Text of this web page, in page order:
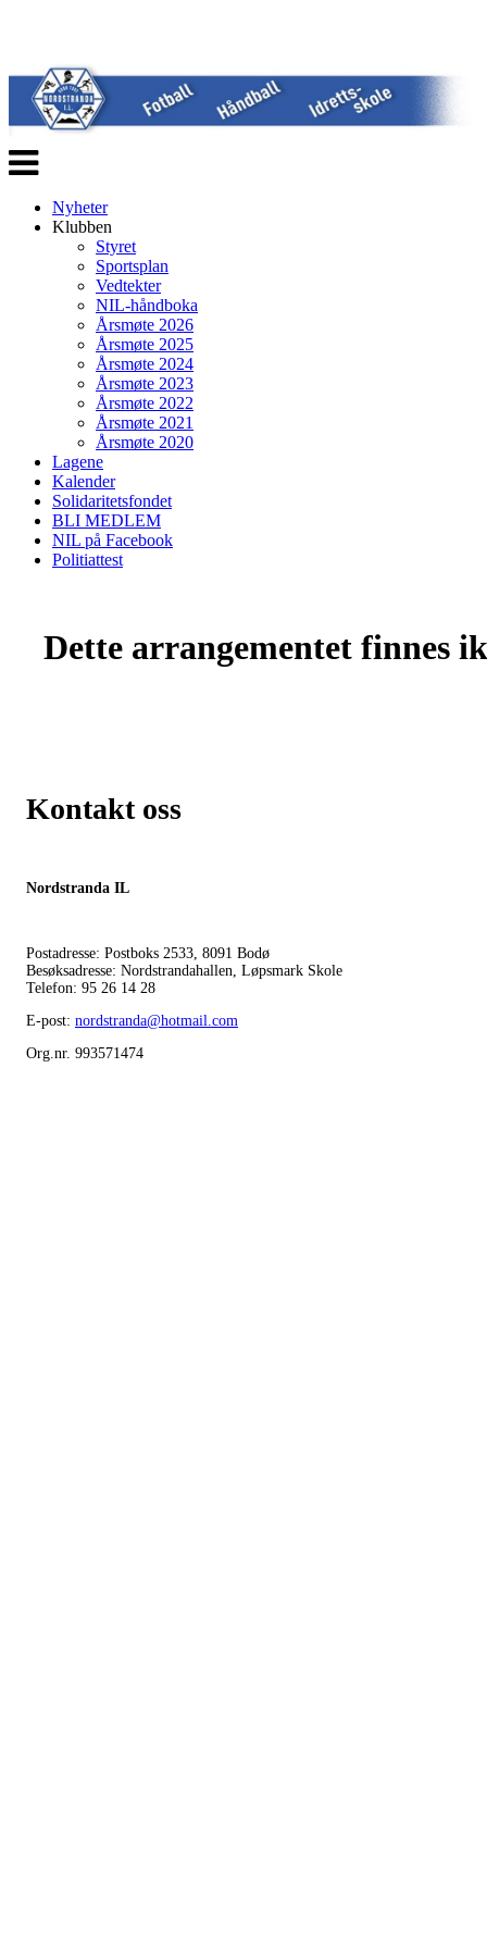
Veksle
navigasjon
Nyheter
Klubben
Styret
Sportsplan
Vedtekter
NIL-håndboka
Årsmøte 2026
Årsmøte 2025
Årsmøte 2024
Årsmøte 2023
Årsmøte 2022
Årsmøte 2021
Årsmøte 2020
Lagene
Kalender
Solidaritetsfondet
BLI MEDLEM
NIL på Facebook
Politiattest
Dette arrangementet finnes
Kontakt oss
Nordstranda IL
Postadresse: Postboks 2533, 8091 Bodø
Besøksadresse: Nordstrandahallen, Løpsmark Skole
Telefon: 95 26 14 28
E-post: nordstranda@hotmail.com
Org.nr. 993571474